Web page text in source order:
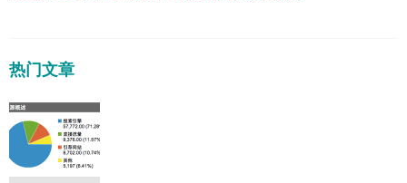
热门文章